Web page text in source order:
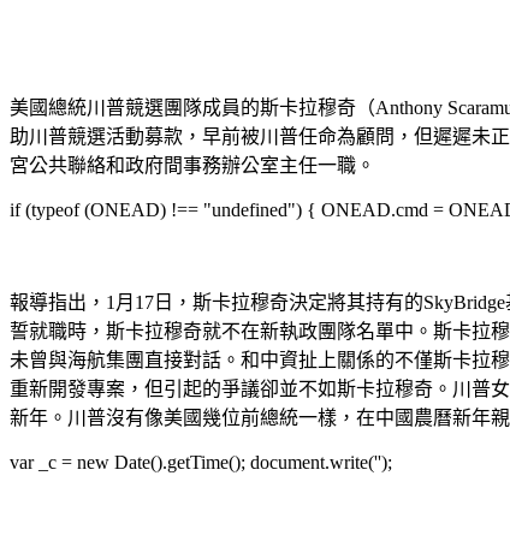
美國總統川普競選團隊成員的斯卡拉穆奇（Anthony
助川普競選活動募款，早前被川普任命為顧問，但遲遲未
宮公共聯絡和政府間事務辦公室主任一職。
if (typeof (ONEAD) !== "undefined") { ONEAD.cmd =
報導指出，1月17日，斯卡拉穆奇決定將其持有的
誓就職時，斯卡拉穆奇就不在新執政團隊名單中。斯卡拉
未曾與海航集團直接對話。和中資扯上關係的不僅斯卡拉
重新開發專案，但引起的爭議卻並不如斯卡拉穆奇。川普
新年。川普沒有像美國幾位前總統一樣，在中國農曆新年
var _c = new Date().getTime(); document.write('');